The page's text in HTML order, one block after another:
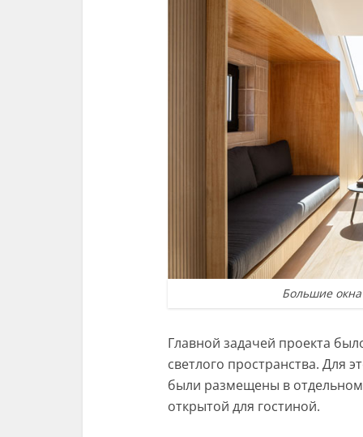
Большие
Главной задачей проекта
светлого пространства. Для
были размещены в отдельном
открытой для гостиной.